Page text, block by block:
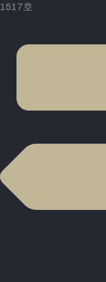
1517호